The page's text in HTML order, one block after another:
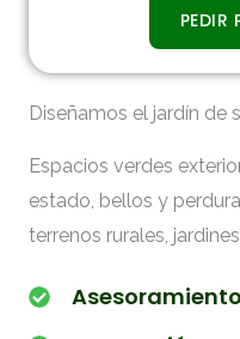
PEDIR
Diseñamos el jardín de
Espacios verdes
estado, bellos y
terrenos rurales,